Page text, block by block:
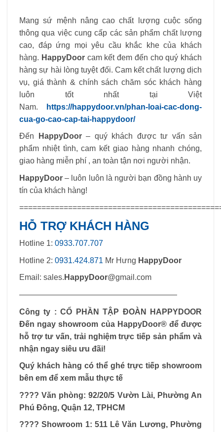
Mang sứ mệnh nâng cao chất lượng cuộc sống
thông qua việc cung cấp các sản phẩm chất lượng
cao, đáp ứng mọi yêu cầu khắc khe của khách
hàng. HappyDoorcam kết đem đến cho quý khách
hàng sự hài lòng tuyệt đối. Cam kết chất lượng dịch
vụ, giá thành & chính sách chăm sóc khách hàng
luôn tốt nhất tại Việt
Nam.
https://happydoor.vn/phan-loai-cac-dong-
cua-go-cao-cap-tai-happydoor/
Đến HappyDoor– quý khách được tư vấn sản
phẩm nhiệt tình, cam kết giao hàng nhanh chóng,
giao hàng miễn phí , an toàn tận nơi người nhận.
HappyDoor – luôn luôn là người bạn đồng hành uy
tín của khách hàng!
HỖ TRỢ KHÁCH HÀNG
Hotline 1: 0933.707.707
Hotline 2: 0931.424.871 Mr Hưng HappyDoor
Email: sales. HappyDoor@gmail.com
————————————————————
Công ty : CỔ PHẦN TẬP ĐOÀN HAPPYDOOR
Đến ngay showroom của HappyDoor® để được
hỗ trợ tư vấn, trải nghiệm trực tiếp sản phẩm và
nhận ngay siêu ưu đãi!
Quý khách hàng có thể ghé trực tiếp showroom
bên em để xem mẫu thực tế
???? Văn phòng: 92/20/5 Vườn Lài, Phường An
Phú Đông, Quận 12, TPHCM
???? Showroom 1: 511 Lê Văn Lương, Phường